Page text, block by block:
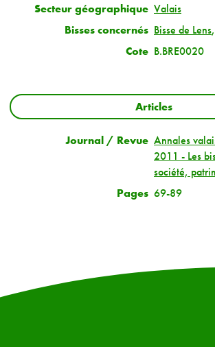
Secteur géographique Valais
Bisses concernés Bisse de Lens,
Cote B.BRE0020
Articles
Journal / Revue Annales
2011 - Les
société,
Pages 69-89